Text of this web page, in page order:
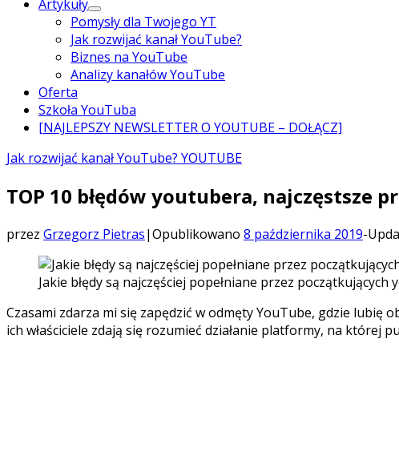
Artykuły
Pomysły dla Twojego YT
Jak rozwijać kanał YouTube?
Biznes na YouTube
Analizy kanałów YouTube
Oferta
Szkoła YouTuba
[NAJLEPSZY NEWSLETTER O YOUTUBE – DOŁĄCZ]
Jak rozwijać kanał YouTube? YOUTUBE
TOP 10 błędów youtubera, najczęstsze
przez Grzegorz Pietras|Opublikowano 8 października 2019-
Jakie błędy są najczęściej popełniane przez
Czasami zdarza mi się zapędzić w odmęty YouTube, gdzie lubię
ich właściciele zdają się rozumieć działanie platformy, na której